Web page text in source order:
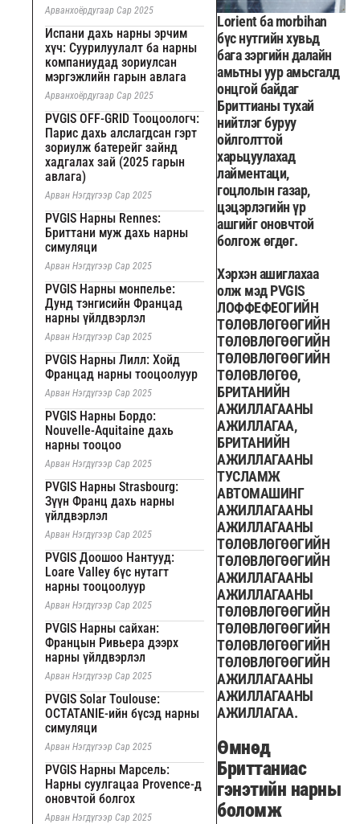
Арванхоёрдугаар Сар 2025
Испани дахь нарны эрчим
хүч: Суурилуулалт ба нарны
компаниудад зориулсан
мэргэжлийн гарын авлага
Арванхоёрдугаар Сар 2025
PVGIS OFF-GRID Тооцоологч:
Парис дахь алслагдсан гэрт
зориулж батерейг зайнд
хадгалах зай (2025 гарын
авлага)
Арван Нэгдүгээр Сар 2025
PVGIS Нарны Rennes:
Бриттани муж дахь нарны
симуляци
Арван Нэгдүгээр Сар 2025
PVGIS Нарны монпелье:
Дунд тэнгисийн Францад
нарны үйлдвэрлэл
Арван Нэгдүгээр Сар 2025
PVGIS Нарны Лилл: Хойд
Францад нарны тооцоолуур
Арван Нэгдүгээр Сар 2025
PVGIS Нарны Бордо:
Nouvelle-Aquitaine дахь
нарны тооцоо
Арван Нэгдүгээр Сар 2025
PVGIS Нарны Strasbourg:
Зүүн Франц дахь нарны
үйлдвэрлэл
Арван Нэгдүгээр Сар 2025
PVGIS Доошоо Нантууд:
Loare Valley бүс нутагт
нарны тооцоолуур
Арван Нэгдүгээр Сар 2025
PVGIS Нарны сайхан:
Францын Ривьера дээрх
нарны үйлдвэрлэл
Арван Нэгдүгээр Сар 2025
PVGIS Solar Toulouse:
OCTATANIE-ийн бүсэд нарны
симуляци
Арван Нэгдүгээр Сар 2025
PVGIS Нарны Марсель:
Нарны суулгацаа Provence-д
оновчтой болгох
Арван Нэгдүгээр Сар 2025
Lorient ба morbihan
бүс нутгийн хувьд
бага зэргийн далайн
амьтны уур амьсгалд
онцгой байдаг
Бриттианы тухай
нийтлэг буруу
ойлголттой
харьцуулахад
лайментаци,
гоцлолын газар,
цэцэрлэгийн үр
ашгийг оновчтой
болгож өгдөг.
Хэрхэн ашиглахаа
олж мэд PVGIS
ЛОФФЕФЕОГИЙН
ТӨЛӨВЛӨГӨӨГИЙН
ТӨЛӨВЛӨГӨӨГИЙН
ТӨЛӨВЛӨГӨӨГИЙН
ТӨЛӨВЛӨГӨӨ,
БРИТАНИЙН
АЖИЛЛАГААНЫ
АЖИЛЛАГАА,
БРИТАНИЙН
АЖИЛЛАГААНЫ
ТУСЛАМЖ
АВТОМАШИНГ
АЖИЛЛАГААНЫ
АЖИЛЛАГААНЫ
ТӨЛӨВЛӨГӨӨГИЙН
ТӨЛӨВЛӨГӨӨГИЙН
АЖИЛЛАГААНЫ
АЖИЛЛАГААНЫ
ТӨЛӨВЛӨГӨӨГИЙН
ТӨЛӨВЛӨГӨӨГИЙН
ТӨЛӨВЛӨГӨӨГИЙН
ТӨЛӨВЛӨГӨӨГИЙН
АЖИЛЛАГААНЫ
АЖИЛЛАГААНЫ
АЖИЛЛАГАА.
Өмнөд
Бриттаниас
гэнэтийн нарны
боломж